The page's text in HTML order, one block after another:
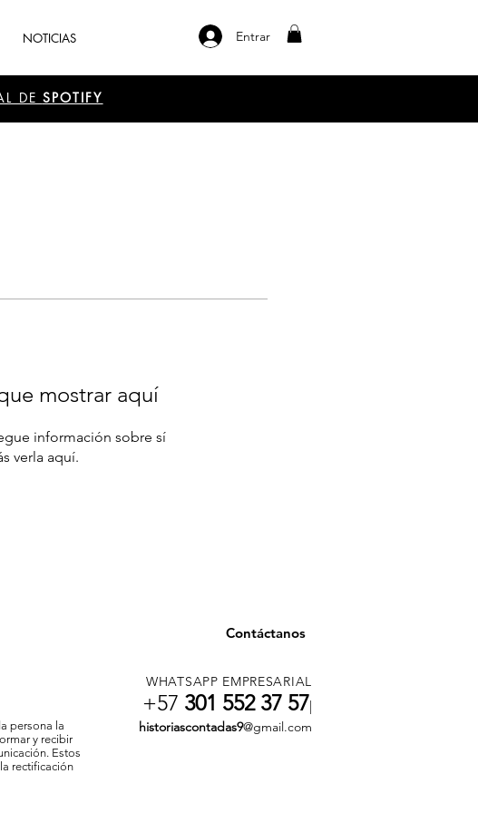
NOTICIAS Entrar
DE SPOTIFY
mostrar aquí
información sobre sí
verla aquí.
Contáctanos
persona la
y recibir
Estos
rectificación
WHATSAPP EMPRESARIAL
+57 301 552 37 57|
historiascontadas9@gmail.com